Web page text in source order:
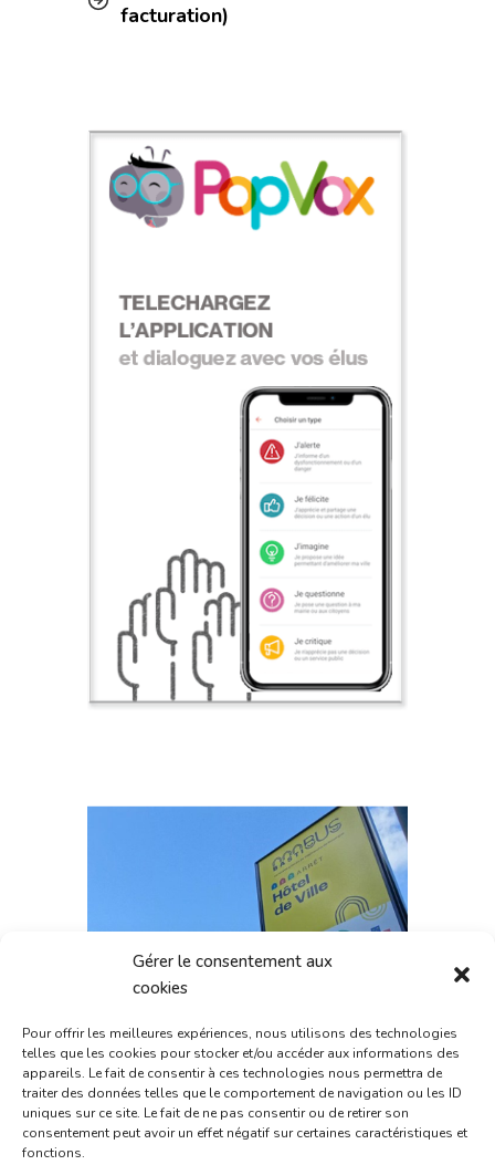
Gérer le consentement aux
cookies
Pour offrir les meilleures expériences, nous utilisons des technologies
telles que les cookies pour stocker et/ou accéder aux informations des
appareils. Le fait de consentir à ces technologies nous permettra de
traiter des données telles que le comportement de navigation ou les ID
uniques sur ce site. Le fait de ne pas consentir ou de retirer son
consentement peut avoir un effet négatif sur certaines caractéristiques et
fonctions.
facturation)